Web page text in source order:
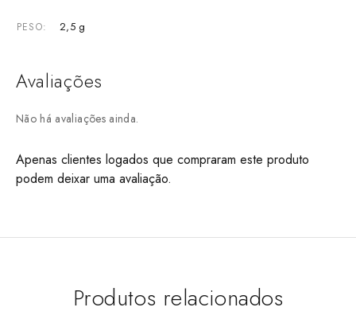
PESO 2,5 g
Avaliações
Não há avaliações ainda.
Apenas clientes logados que compraram este produto
podem deixar uma avaliação.
Produtos relacionados